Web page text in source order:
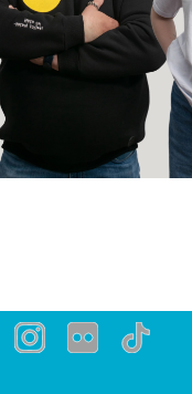
Instagram
Flick TikTok